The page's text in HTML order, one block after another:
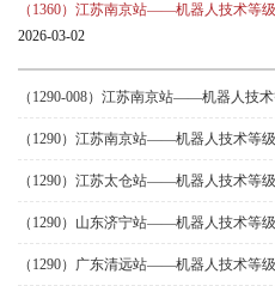
（1360）江苏南京站——机器人技术等
2026-03-02
（1290-008）江苏南京站——机器人技
（1290）江苏南京站——机器人技术等
（1290）江苏太仓站——机器人技术等
（1290）山东济宁站——机器人技术等
（1290）广东清远站——机器人技术等